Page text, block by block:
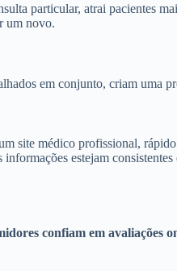
particular, atrai pacientes
um novo.
em conjunto, criam uma
site médico profissional,
estejam
confiam em avaliações